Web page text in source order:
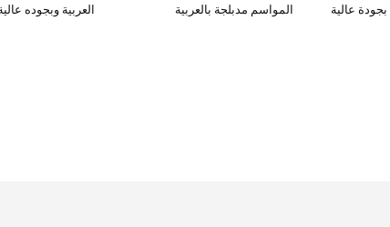
العربية وبجوده
المواسم مدبلجة بالعربية